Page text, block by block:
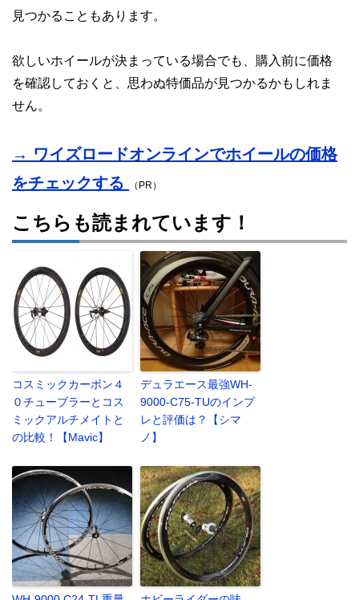
見つかることもあります。
欲しいホイールが決まっている場合でも、購入前に価格
を確認しておくと、思わぬ特価品が見つかるかもしれま
せん。
→ ワイズロードオンラインでホイールの価格
をチェックする
（PR）
こちらも読まれています！
コスミックカーボン４
０チューブラーとコス
ミックアルチメイトと
の比較！【Mavic】
デュラエース最強WH-
9000-C75-TUのインプ
レと評価は？【シマ
ノ】